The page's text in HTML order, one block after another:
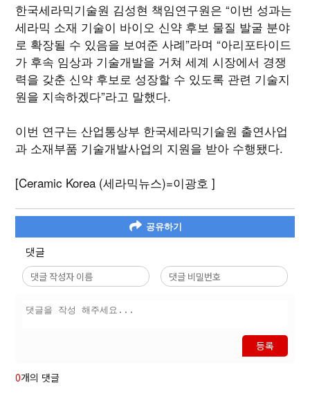
한국세라믹기술원 김성현 책임연구원은 “이번 성과는
세라믹 소재 기술이 바이오 신약 후보 물질 발굴 분야
로 확장될 수 있음을 보여준 사례”라며 “아리포타이드
가 후속 임상과 기술개발을 거쳐 세계 시장에서 경쟁
력을 갖춘 신약 후보로 성장할 수 있도록 관련 기술지
원을 지속하겠다”라고 말했다.
이번 연구는 산업통상부 한국세라믹기술원 출연사업
과 소재부품 기술개발사업의 지원을 받아 수행됐다.
[Ceramic Korea (세라믹뉴스)=이광호 ]
공유하기
댓글
등록
0개의 댓글